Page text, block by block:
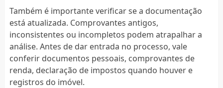
Também é importante verificar se a documentação
está atualizada. Comprovantes antigos,
inconsistentes ou incompletos podem atrapalhar a
análise. Antes de dar entrada no processo, vale
conferir documentos pessoais, comprovantes de
renda, declaração de impostos quando houver e
registros do imóvel.